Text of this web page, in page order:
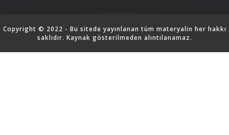
Copyright © 2022 - Bu sitede yayınlanan tüm materyalin her hakkı
saklıdır. Kaynak gösterilmeden alıntılanamaz.